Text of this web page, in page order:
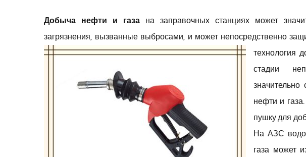
Добыча нефти и газана заправочных станциях может
загрязнения, вызванные выбросами, и может непосредственно
технология
стадии
значительно
нефти и
пушку для
На АЗС
газа может